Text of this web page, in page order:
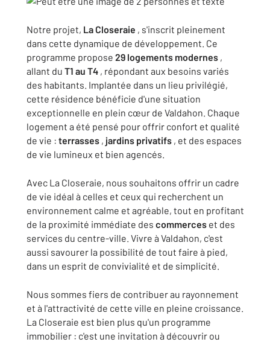
Notre projet, La Closeraie , s'inscrit pleinement
dans cette dynamique de développement. Ce
programme propose 29 logements modernes ,
allant du T1 au T4 , répondant aux besoins variés
des habitants. Implantée dans un lieu privilégié,
cette résidence bénéficie d'une situation
exceptionnelle en plein cœur de Valdahon. Chaque
logement a été pensé pour offrir confort et qualité
de vie : terrasses , jardins privatifs , et des espaces
de vie lumineux et bien agencés.
Avec La Closeraie, nous souhaitons offrir un cadre
de vie idéal à celles et ceux qui recherchent un
environnement calme et agréable, tout en profitant
de la proximité immédiate des commerces et des
services du centre-ville. Vivre à Valdahon, c'est
aussi savourer la possibilité de tout faire à pied,
dans un esprit de convivialité et de simplicité.
Nous sommes fiers de contribuer au rayonnement
et à l'attractivité de cette ville en pleine croissance.
La Closeraie est bien plus qu'un programme
immobilier : c'est une invitation à découvrir ou